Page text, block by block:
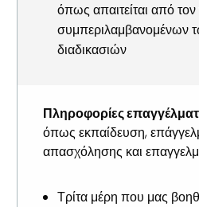
όπως απαιτείται από
συμπεριλαμβανομένων
διαδικασιών
Πληροφορίες
όπως εκπαίδευση,
απασχόλησης και
Τρίτα μέρη που μας